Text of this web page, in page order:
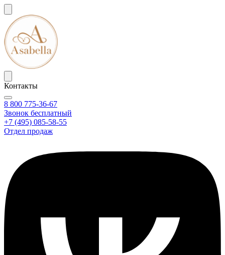
Контакты
8 800 775-36-67
Звонок бесплатный
+7 (495) 085-58-55
Отдел продаж